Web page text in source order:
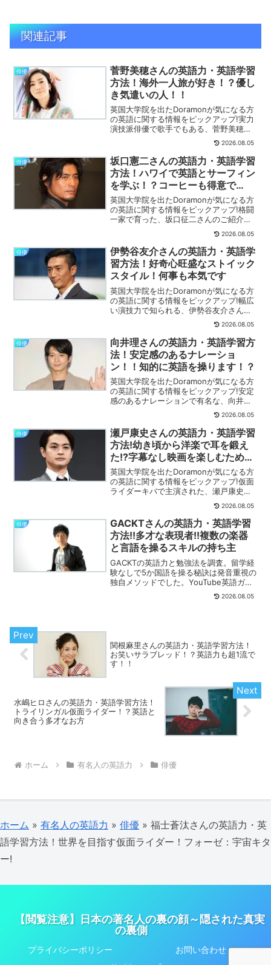
関連記事
俳優
菅野美穂さんの英語力・英語学習
方法！海外一人旅が好き！？優し
き気遣いの人！！
英国大学院を出たDoramonが気になる方
の英語に関する情報をピックアップ!実力
演技派俳優で歌手でもある、菅野美穂さ
んのご紹介です。詳しく解説します。
2026.08.05
俳優
坂口憲二さんの英語力・英語学習
方法！ハワイで英語とサーフィン
を学ぶ！？コーヒーも得意で
す！！
英国大学院を出たDoramonが気になる方
の英語に関する情報をピックアップ!格闘
一家で育った、坂口征二さんのご紹介で
2026.08.05
俳優
伊勢谷友介さんの英語力・英語学
習方法！好奇心旺盛なストイック
スタイル！何事も本気です
英国大学院を出たDoramonが気になる方
の英語に関する情報をピックアップ!幅広
い演技力で知られる、伊勢谷友介さんの
ご紹介です。詳しく解説します。2026.08.05
俳優
向井理さんの英語力・英語学習方
法！安定感のあるナレーショ
ン！！知的に英語を操ります！？
英国大学院を出たDoramonが気になる方
の英語に関する情報をピックアップ!安定
感のあるナレーションで有名な、向井理
さんのご紹介です。詳しく解説します。
2026.08.05
俳優
瀬戸康史さんの英語力・英語学習
方法!幼き頃から洋楽で耳を鍛え
た!?字幕なし映画を楽しむため
に??
英国大学院を出たDoramonが気になる方
の英語に関する情報をピックアップ!仮面
ライダーキバで主演された、瀬戸康史さ
んのご紹介です。詳しく解説します。
2026.08.05
俳優
GACKTさんの英語力・英語学習
方法!!多才な表現者!!複数の楽器
と言語を操るスキルの持ち主
GACKTの英語力と勉強法を調査。留学経
験なしで5か国語を操る秘訣は発音重視の
独自メソッドでした。YouTube英語ガク
習塾の内容も詳しく解説します。2026.08.05
関根麻里さんの英語力・英語学習方法！
お笑いサラブレッド！？英語力も超1流で
す！！
水嶋ヒロさんの英語力・英語学習方法！
トライリンガル仮面ライダー！？英語と
向き合う多才なお方
ホーム 有名人の英語力 俳優
ホーム » 有名人の英語力 » 俳優 » 福士蒼汰さんの英語力・英
語学習方法！世界を目指す仮面ライダー！フォーゼ：宇宙キタ
ー!
【閲覧注意】日本の著名人の裏の顔～隠された真実
の裏側
プライバシーポリシー
お問い合わせ